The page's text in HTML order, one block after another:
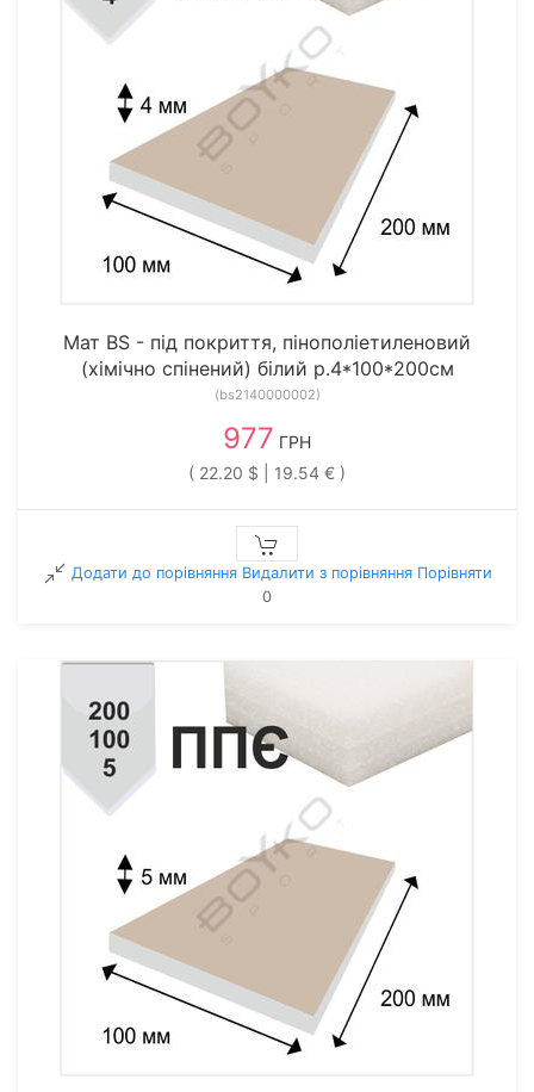
Мат BS - під покриття, пінополіетиленовий
(хімічно спінений) білий р.4*100*200см
(bs2140000002)
977 ГРН
( 22.20 $ | 19.54 € )
Додати до порівняння Видалити з порiвняння Порівняти
0